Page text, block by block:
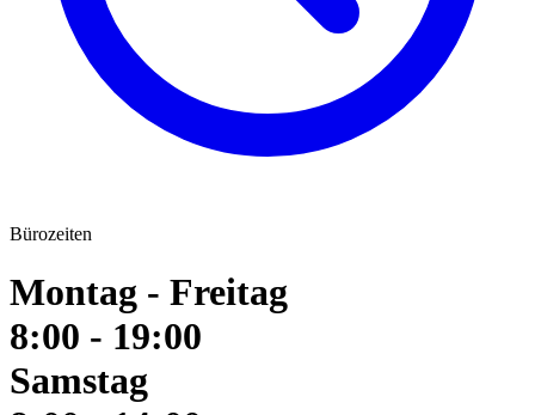
Bürozeiten
Montag - Freitag
8:00 - 19:00
Samstag